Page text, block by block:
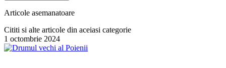
Articole asemanatoare
Cititi si alte articole din aceiasi categorie
1 octombrie 2024